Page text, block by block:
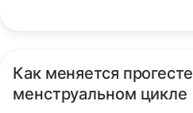
Как меняется
менструальном цикле